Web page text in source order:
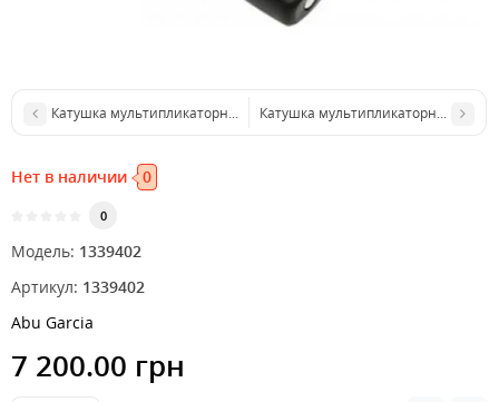
Катушка мультипликаторная Abu Garcia Black Max Left Hand
Катушка мультипликаторная Abu
Нет в наличии 0
0
Модель: 1339402
Артикул: 1339402
Abu Garcia
7 200.00 грн